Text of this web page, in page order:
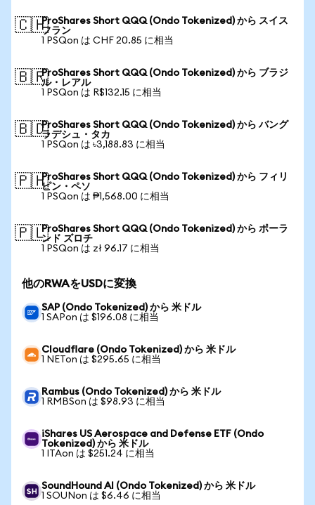
🇨🇭ProShares Short QQQ (Ondo Tokenized) から スイス
フラン
1 PSQon は CHF 20.85 に相当
🇧🇷ProShares Short QQQ (Ondo Tokenized) から ブラジ
ル・レアル
1 PSQon は R$132.15 に相当
🇧🇩ProShares Short QQQ (Ondo Tokenized) から バング
ラデシュ・タカ
1 PSQon は ৳3,188.83 に相当
🇵🇭ProShares Short QQQ (Ondo Tokenized) から フィリ
ピン・ペソ
1 PSQon は ₱1,568.00 に相当
🇵🇱ProShares Short QQQ (Ondo Tokenized) から ポーラ
ンド ズロチ
1 PSQon は zł 96.17 に相当
他のRWAをUSDに変換
SAP (Ondo Tokenized) から 米ドル
1 SAPon は $196.08 に相当
Cloudflare (Ondo Tokenized) から 米ドル
1 NETon は $295.65 に相当
Rambus (Ondo Tokenized) から 米ドル
1 RMBSon は $98.93 に相当
iShares US Aerospace and Defense ETF (Ondo
Tokenized) から 米ドル
1 ITAon は $251.24 に相当
SoundHound AI (Ondo Tokenized) から 米ドル
1 SOUNon は $6.46 に相当